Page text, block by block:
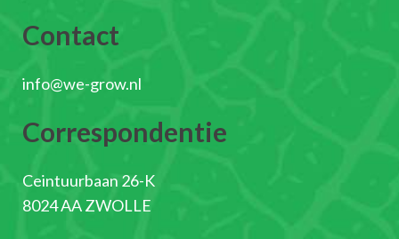
Contact
info@we-grow.nl
Correspondentie
Ceintuurbaan 26-K
8024 AA ZWOLLE